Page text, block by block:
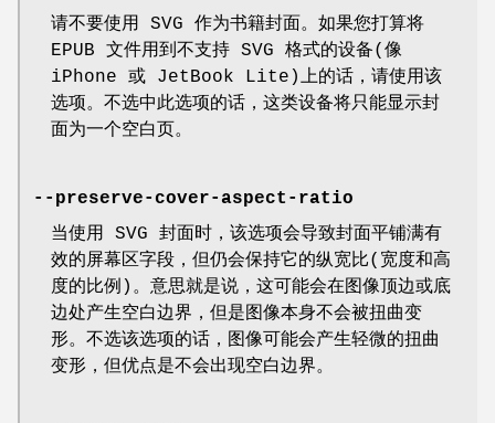
请不要使用 SVG 作为书籍封面。如果您打算将
EPUB 文件用到不支持 SVG 格式的设备(像
iPhone 或 JetBook Lite)上的话，请使用该
选项。不选中此选项的话，这类设备将只能显示封
面为一个空白页。
--preserve-cover-aspect-ratio
当使用 SVG 封面时，该选项会导致封面平铺满有
效的屏幕区字段，但仍会保持它的纵宽比(宽度和高
度的比例)。意思就是说，这可能会在图像顶边或底
边处产生空白边界，但是图像本身不会被扭曲变
形。不选该选项的话，图像可能会产生轻微的扭曲
变形，但优点是不会出现空白边界。